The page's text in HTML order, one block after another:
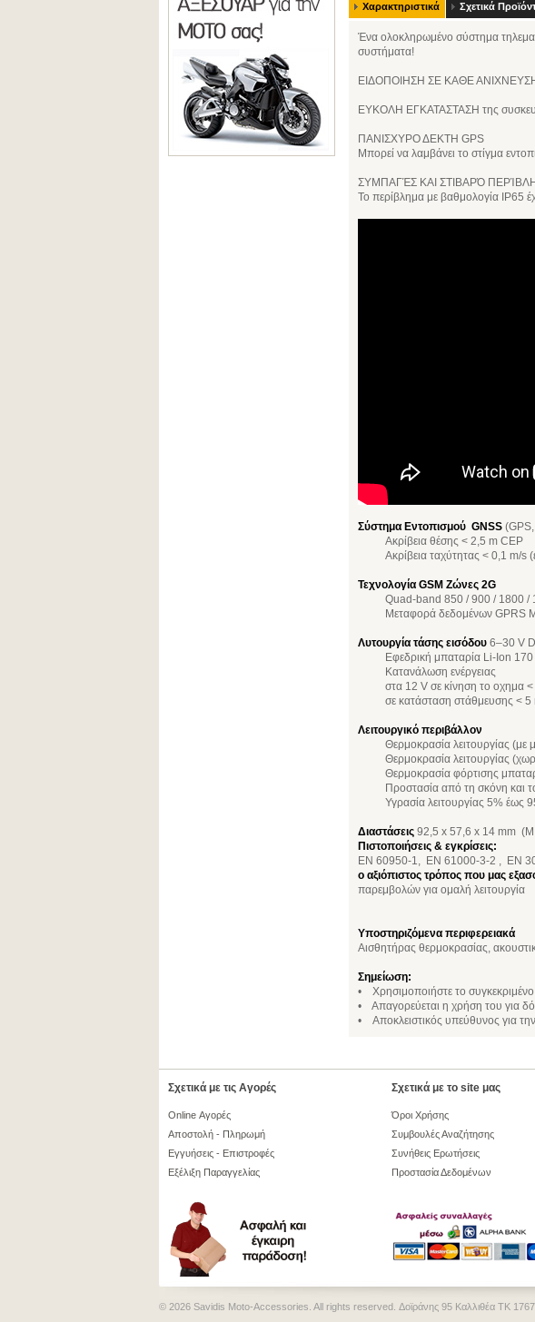
Χαρακτηριστικά Σχετικά
Ένα ολοκληρωμένο σύστημα
συστήματα!
ΕΙΔΟΠΟΙΗΣΗ ΣΕ ΚΑΘΕ ΑΝΙΧΝΕΥΣΗ,
ΕΥΚΟΛΗ ΕΓΚΑΤΑΣΤΑΣΗ της
ΠΑΝΙΣΧΥΡΟ ΔΕΚΤΗ GPS
Μπορεί να λαμβάνει το στίγμα
ΣΥΜΠΑΓΈΣ ΚΑΙ ΣΤΙΒΑΡΌ
Το περίβλημα με βαθμολογία IP65
Σύστημα Εντοπισμού GNSS
Ακρίβεια θέσης < 2,5 m CEP
Ακρίβεια ταχύτητας < 0,1 m/
Τεχνολογία GSM Ζώνες 2G
Quad-band 850 / 900 / 1800 /
Μεταφορά δεδομένων GPRS
Λυτουργία τάσης εισόδου 6–30 V
Εφεδρική μπαταρία Li-Ion
Κατανάλωση ενέργειας
στα 12 V σε κίνηση το οχημα
σε κατάσταση στάθμευσης < 5
Λειτουργικό περιβάλλον
Θερμοκρασία λειτουργίας
Θερμοκρασία λειτουργίας
Θερμοκρασία φόρτισης
Προστασία από τη σκόνη και
Υγρασία λειτουργίας 5% έως
Διαστάσεις 92,5 x 57,6 x 14 mm
Πιστοποιήσεις & εγκρίσεις:
EN 60950-1, EN 61000-3-2 , EN
ο αξιόπιστος τρόπος που μας
παρεμβολών για ομαλή λειτουργία
Υποστηριζόμενα περιφερειακά
Αισθητήρας θερμοκρασίας,
Σημείωση:
• Χρησιμοποιήστε το
• Απαγορεύεται η χρήση του για
• Aποκλειστικός υπεύθυνος για
Σχετικά με τις Αγορές
Online Αγορές
Αποστολή - Πληρωμή
Εγγυήσεις - Επιστροφές
Εξέλιξη Παραγγελίας
Σχετικά με το site μας
Όροι Χρήσης
Συμβουλές Αναζήτησης
Συνήθεις Ερωτήσεις
Προστασία Δεδομένων
© 2026 Savidis Moto-Accessories. All rights reserved. Δοϊράνης 95 Καλλιθέα ΤΚ